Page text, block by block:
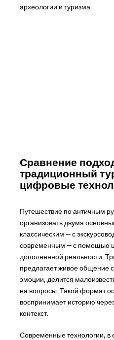
археологии и туризма.
Сравнение
традиционный
цифровые
Путешествие по античным
организовать двумя
классическим — с
современным — с помощью
дополненной реальности.
предлагает живое общение
эмоции, делится
на вопросы. Такой формат
воспринимает историю
контекст.
Современные технологии, в